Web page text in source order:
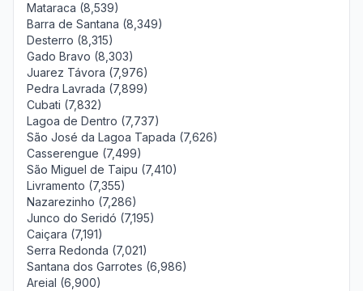
Mataraca (8,539)
Barra de Santana (8,349)
Desterro (8,315)
Gado Bravo (8,303)
Juarez Távora (7,976)
Pedra Lavrada (7,899)
Cubati (7,832)
Lagoa de Dentro (7,737)
São José da Lagoa Tapada (7,626)
Casserengue (7,499)
São Miguel de Taipu (7,410)
Livramento (7,355)
Nazarezinho (7,286)
Junco do Seridó (7,195)
Caiçara (7,191)
Serra Redonda (7,021)
Santana dos Garrotes (6,986)
Areial (6,900)